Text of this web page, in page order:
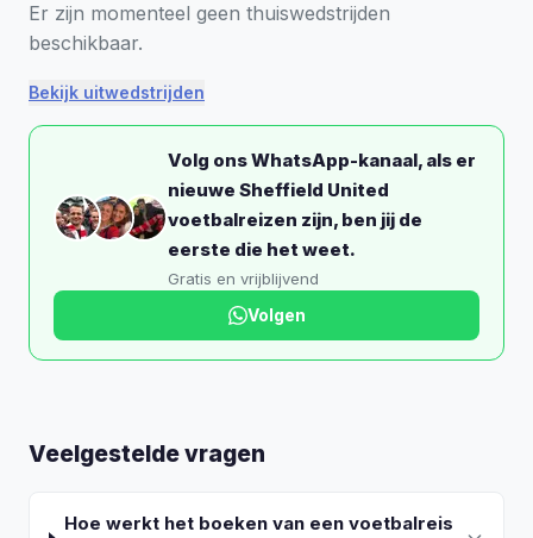
Er zijn momenteel geen thuiswedstrijden
beschikbaar.
Bekijk uitwedstrijden
Volg ons WhatsApp-kanaal, als er
nieuwe Sheffield United
voetbalreizen zijn, ben jij de
eerste die het weet.
Gratis en vrijblijvend
Volgen
Veelgestelde vragen
Hoe werkt het boeken van een voetbalreis